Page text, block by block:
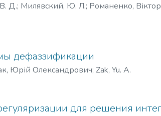
Д.; Милявский, Ю. Л.; Романенко,
дефаззификации
Юрій Олександрович; Zak, Yu. А.
для решения